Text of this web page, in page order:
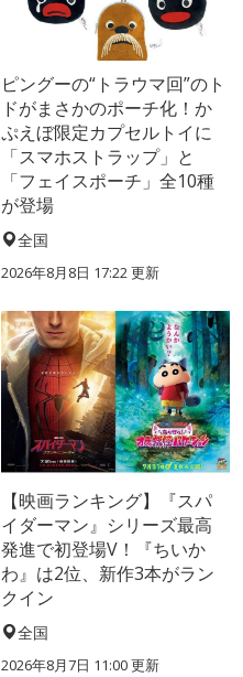
ピングーの“トラウマ回”のト
ドがまさかのポーチ化！か
ぷえぼ限定カプセルトイに
「スマホストラップ」と
「フェイスポーチ」全10種
が登場
全国
2026年8月8日 17:22更新
【映画ランキング】『スパ
イダーマン』シリーズ最高
発進で初登場V！『ちいか
わ』は2位、新作3本がラン
クイン
全国
2026年8月7日 11:00更新